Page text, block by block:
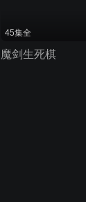
45集全
魔剑生死棋